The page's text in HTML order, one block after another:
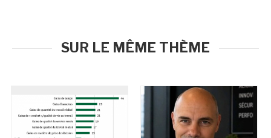
SUR LE MÊME THÈME